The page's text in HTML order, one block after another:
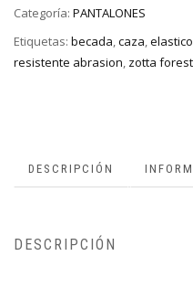
Categoría: PANTALONES
Etiquetas: becada,caza,elastico
resistente abrasion, zotta forest
DESCRIPCIÓN
DESCRIPCIÓN